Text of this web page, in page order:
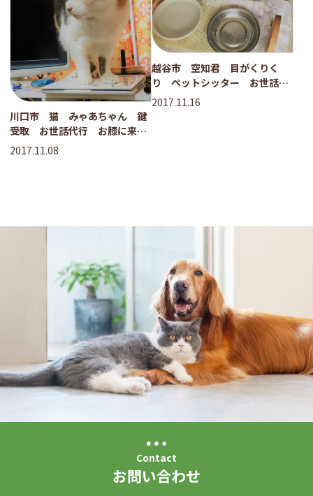
川口市 猫 みゃあちゃん 鍵
受取 お世話代行 お膝に来た
ー！
2017.11.08
越谷市 空知君 目がくりく
り ペットシッター お世話代
行
2017.11.16
Contact
お問い合わせ